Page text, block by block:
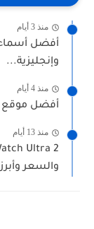
منذ 3 أيام
وإنجليزية...
منذ 4 أيام
أفضل موقع
منذ 13 أيام
والسعر